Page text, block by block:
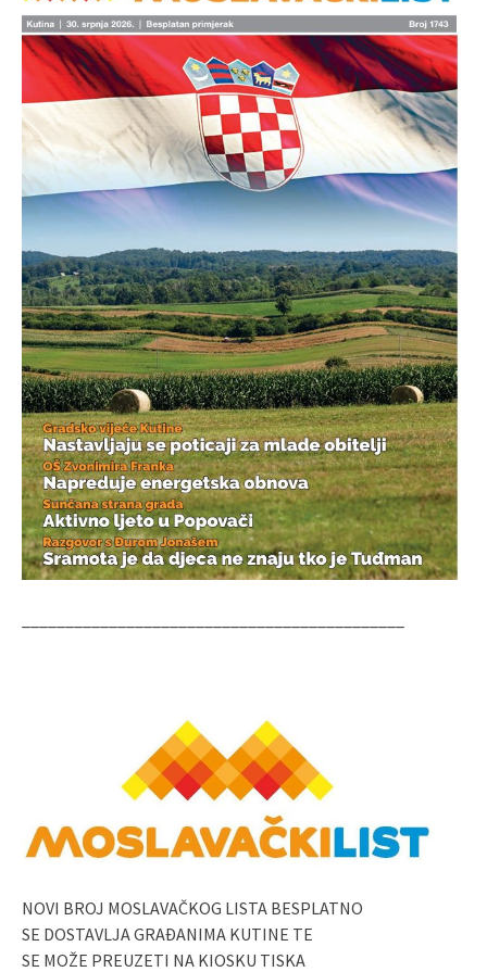
NOVI BROJ MOSLAVAČKOG LISTA BESPLATNO
SE DOSTAVLJA GRAĐANIMA KUTINE TE
SE MOŽE PREUZETI NA KIOSKU TISKA